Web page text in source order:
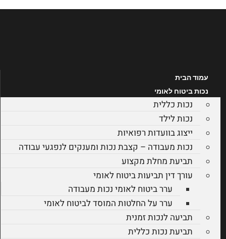
עמוד הבית
נכות ביטוח לאומי
נכות כללית
נכות לילד
ייצוג בוועדות רפואיות
נכות מעבודה – קצבת נכות ומענקים לנפגעי עבודה
תביעת מחלת מקצוע
עורך דין תביעות ביטוח לאומי
ערר ביטוח לאומי נכות מעבודה
ערר על החלטות המוסד לביטוח לאומי
תביעה לנכות זמנית
תביעת נכות כללית